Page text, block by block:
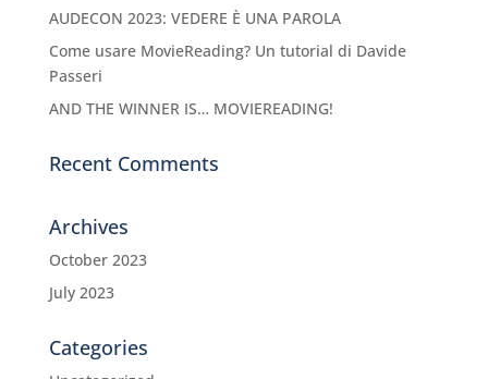
AUDECON 2023: VEDERE È UNA PAROLA
Come usare MovieReading? Un tutorial di Davide
Passeri
AND THE WINNER IS… MOVIEREADING!
Recent Comments
Archives
October 2023
July 2023
Categories